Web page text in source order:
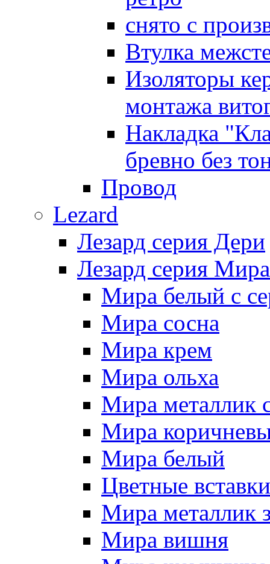
снято с
Втулка
Изоляторы
монтажа
Накладка
бревно без
Провод
Lezard
Лезард серия Дери
Лезард серия Мира
Мира белый c
Мира сосна
Мира крем
Мира ольха
Мира металлик
Мира
Мира белый
Цветные вставки
Мира металлик
Мира вишня